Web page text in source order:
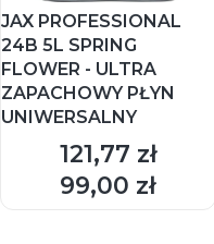
JAX PROFESSIONAL
24B 5L SPRING
FLOWER - ULTRA
ZAPACHOWY PŁYN
UNIWERSALNY
Cena
121,77 zł
Cena
99,00 zł
DO KOSZYKA